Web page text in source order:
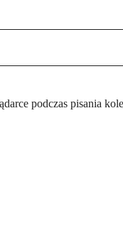
podczas pisania